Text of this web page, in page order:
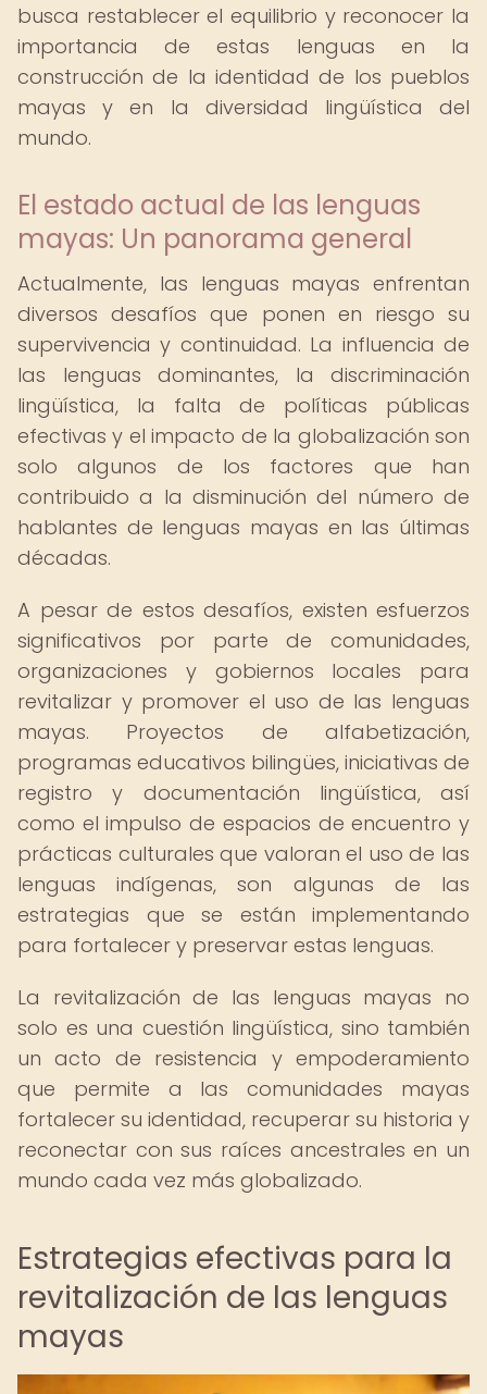
busca restablecer el equilibrio y reconocer la
importancia de estas lenguas en la
construcción de la identidad de los pueblos
mayas y en la diversidad lingüística del
mundo.
El estado actual de las lenguas
mayas: Un panorama general
Actualmente, las lenguas mayas enfrentan
diversos desafíos que ponen en riesgo su
supervivencia y continuidad. La influencia de
las lenguas dominantes, la discriminación
lingüística, la falta de políticas públicas
efectivas y el impacto de la globalización son
solo algunos de los factores que han
contribuido a la disminución del número de
hablantes de lenguas mayas en las últimas
décadas.
A pesar de estos desafíos, existen esfuerzos
significativos por parte de comunidades,
organizaciones y gobiernos locales para
revitalizar y promover el uso de las lenguas
mayas. Proyectos de alfabetización,
programas educativos bilingües, iniciativas de
registro y documentación lingüística, así
como el impulso de espacios de encuentro y
prácticas culturales que valoran el uso de las
lenguas indígenas, son algunas de las
estrategias que se están implementando
para fortalecer y preservar estas lenguas.
La revitalización de las lenguas mayas no
solo es una cuestión lingüística, sino también
un acto de resistencia y empoderamiento
que permite a las comunidades mayas
fortalecer su identidad, recuperar su historia y
reconectar con sus raíces ancestrales en un
mundo cada vez más globalizado.
Estrategias efectivas para la
revitalización de las lenguas
mayas